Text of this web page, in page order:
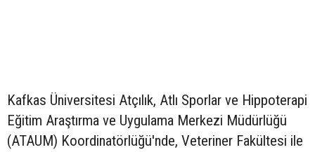
Kafkas Üniversitesi Atçılık, Atlı Sporlar ve Hippoterapi
Eğitim Araştırma ve Uygulama Merkezi Müdürlüğü
(ATAUM) Koordinatörlüğü'nde, Veteriner Fakültesi ile